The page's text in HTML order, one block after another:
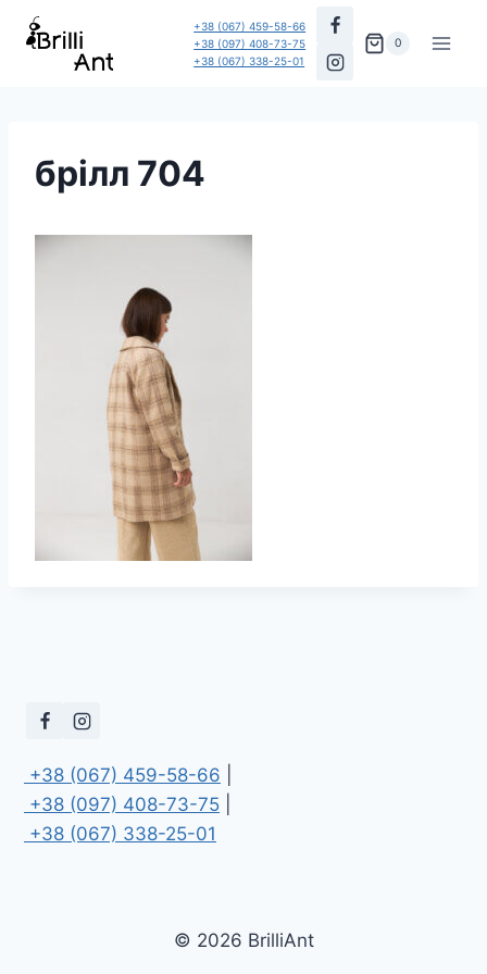
Перейти
+38 (067) 459-58-66
+38 (097) 408-73-75
+38 (067) 338-25-01
0
брілл 704
+38 (067) 459-58-66
+38 (097) 408-73-75
+38 (067) 338-25-01
© 2026 BrilliAnt